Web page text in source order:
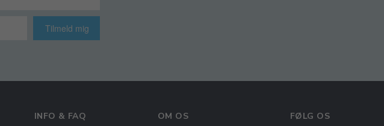
Tilmeld mig
INFO & FAQ OM OS FØLG OS